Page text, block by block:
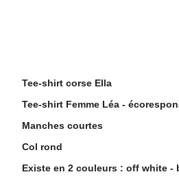
Tee-shirt corse Ella
Tee-shirt Femme Léa -
Manches courtes
Col rond
Existe en 2 couleurs : off white -